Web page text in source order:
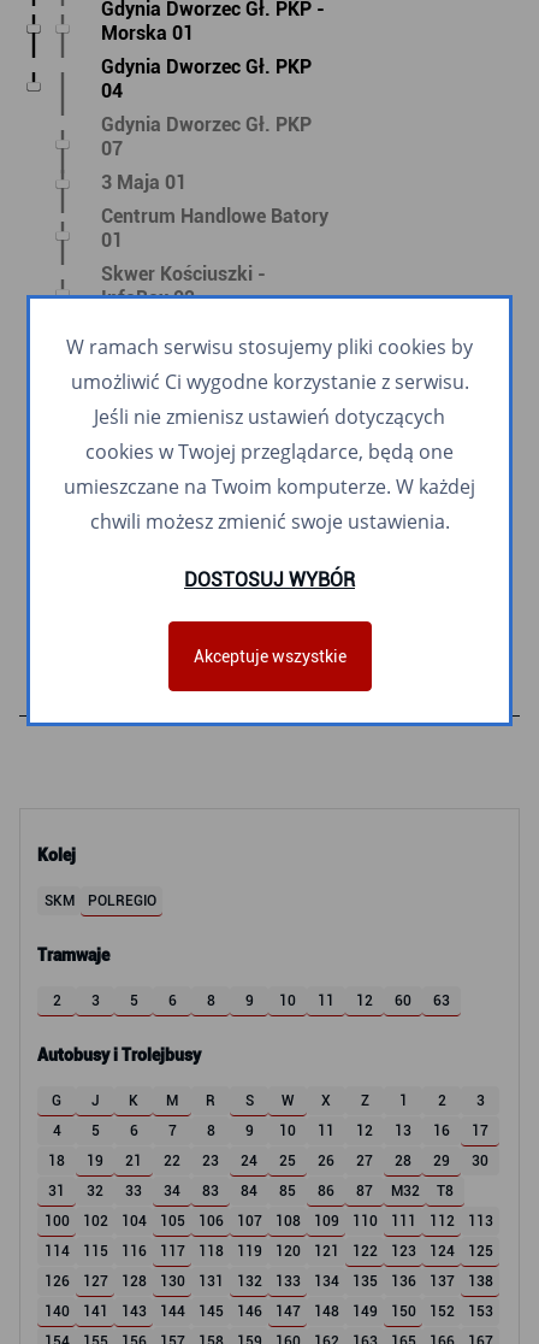
Kolej
SKM POLREGIO
Tramwaje
2 3 5 6 8 9 10 11 12 60 63
Autobusy i Trolejbusy
G J K M R S W X Z 1 2
3
4
5 6 7 8 9 10 11 12 13 16
17
18
19 21 22 23 24 25 26 27 28 29
30
31
32 33 34 83 84 85 86 87 M32
T8
100
102 104 105 106 107 108 109 110 111 112
113
114
115 116 117 118 119 120 121 122 123 124
125
126
127 128 130 131 132 133 134 135 136 137
138
140
141 143 144 145 146 147 148 149 150 152
153
Gdynia Dworzec Gł. PKP -
Morska 01
Gdynia Dworzec Gł. PKP
04
Gdynia Dworzec Gł. PKP
07
3 Maja 01
Centrum Handlowe Batory
01
Skwer Kościuszki -
InfoBox 02
Traugutta 02
Cegielskiej 02
Rolnicza 02 n/ż
Witomino Centrum 02 n/ż
Witomino Leśniczówka 02
W ramach serwisu stosujemy pliki cookies by
umożliwić Ci wygodne korzystanie z serwisu.
Jeśli nie zmienisz ustawień dotyczących
cookies w Twojej przeglądarce, będą one
umieszczane na Twoim komputerze. W każdej
chwili możesz zmienić swoje ustawienia.
DOSTOSUJ WYBÓR
Akceptuje wszystkie